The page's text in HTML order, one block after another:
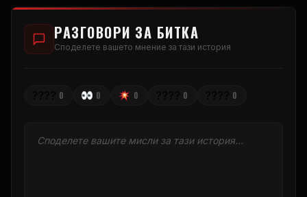
РАЗГОВОРИ ЗА БИТКА
Споделете вашето мнение за тази история
0 0 0 0 0